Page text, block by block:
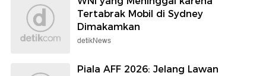
Tertabrak Mobil di Sydney
Dimakamkan
detikNews
Piala AFF 2026: Jelang Lawan